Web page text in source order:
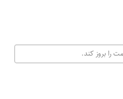
را بروز کند.